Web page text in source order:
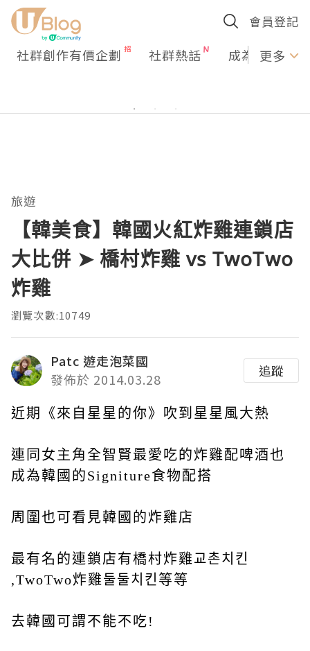
會員登記
社群創作有價企劃 社群熱話 成為U更多
旅遊
【韓美食】韓國火紅炸雞連鎖店
大比併 ➤ 橋村炸雞 vs TwoTwo
炸雞
瀏覽次數:10749
Patc 遊走泡菜國
發佈於 2014.03.28
追蹤
近期《來自星星的你》吹到星星風大熱
連同女主角全智賢最愛吃的炸雞配啤酒也
成為韓國的Signiture食物配搭
周圍也可看見韓國的炸雞店
最有名的連鎖店有橋村炸雞교촌치킨
,TwoTwo炸雞둘둘치킨等等
去韓國可謂不能不吃!